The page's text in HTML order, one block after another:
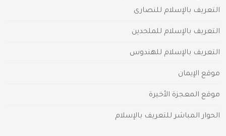
التعريف بالإسلام للنصارى
التعريف بالإسلام للملحدين
التعريف بالإسلام للهندوس
موقع الإيمان
موقع المعجزة الأخيرة
الحوار المباشر للتعريف بالإسلام